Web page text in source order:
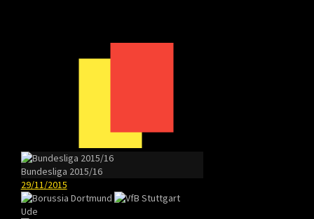
Bundesliga 2015/16
29/11/2015
Ude